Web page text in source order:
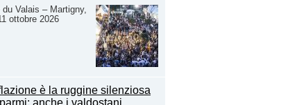
du Valais – Martigny,
ottobre 2026